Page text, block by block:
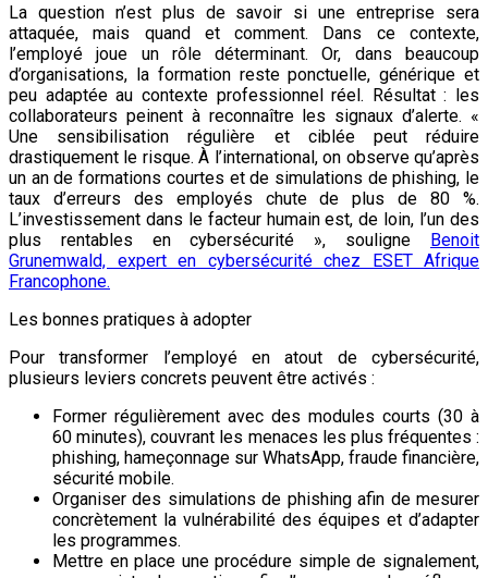
La question n’est plus de savoir si une entreprise sera
attaquée, mais quand et comment. Dans ce contexte,
l’employé joue un rôle déterminant. Or, dans beaucoup
d’organisations, la formation reste ponctuelle, générique et
peu adaptée au contexte professionnel réel. Résultat : les
collaborateurs peinent à reconnaître les signaux d’alerte. «
Une sensibilisation régulière et ciblée peut réduire
drastiquement le risque. À l’international, on observe qu’après
un an de formations courtes et de simulations de phishing, le
taux d’erreurs des employés chute de plus de 80 %.
L’investissement dans le facteur humain est, de loin, l’un des
plus rentables en cybersécurité », souligne Benoit
Grunemwald, expert en cybersécurité chez ESET Afrique
Francophone.
Les bonnes pratiques à adopter
Pour transformer l’employé en atout de cybersécurité,
plusieurs leviers concrets peuvent être activés :
Former régulièrement avec des modules courts (30 à
60 minutes), couvrant les menaces les plus fréquentes :
phishing, hameçonnage sur WhatsApp, fraude financière,
sécurité mobile.
Organiser des simulations de phishing afin de mesurer
concrètement la vulnérabilité des équipes et d’adapter
les programmes.
Mettre en place une procédure simple de signalement,